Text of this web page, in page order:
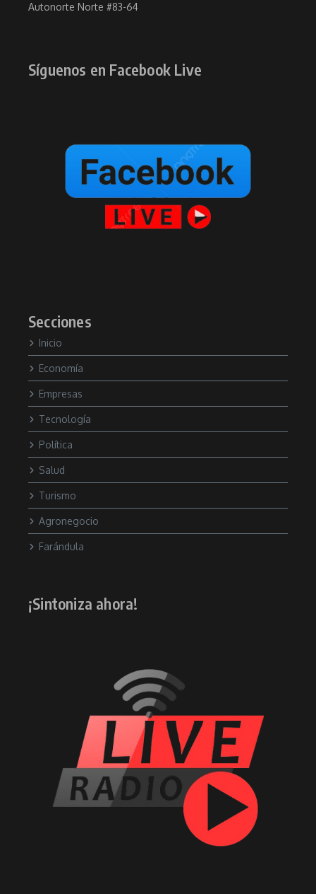
Autonorte Norte #83-64
Síguenos en Facebook Live
Secciones
Inicio
Economía
Empresas
Tecnología
Política
Salud
Turismo
Agronegocio
Farándula
¡Sintoniza ahora!